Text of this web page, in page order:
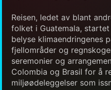
Reisen, ledet av blant
folket i Guatemala,
belyse klimaendringenes
fjellområder og
seremonier og
Colombia og Brasil for å
miljøødeleggelser som